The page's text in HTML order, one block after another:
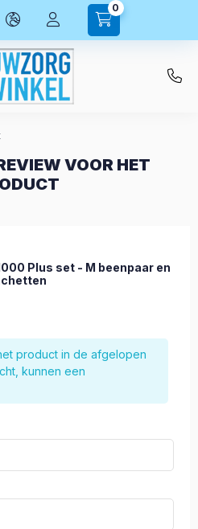
0
VOOR HET
Plus set - M beenpaar en
product in de afgelopen
kunnen een